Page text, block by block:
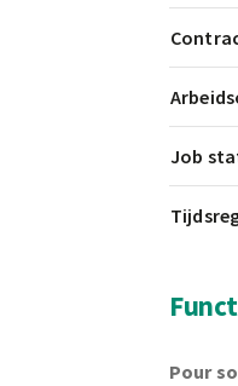
Job
Pour